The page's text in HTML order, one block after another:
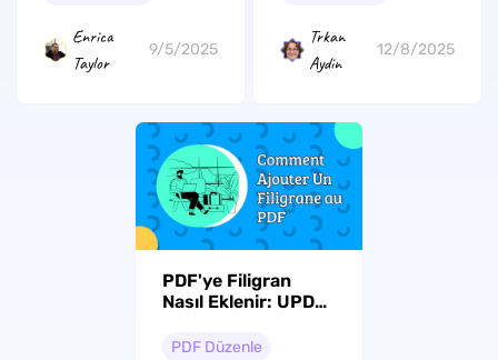
Enrica
Taylor
9/5/2025
Zahmetsizce
Bağlayabilirsiniz
Trkan
Aydin
12/8/2025
PDF'ye Filigran
Nasıl Eklenir: UPDF
Kılavuz
PDF Düzenle